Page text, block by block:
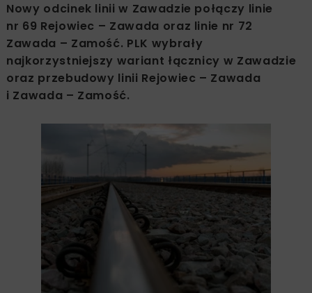
Nowy odcinek linii w Zawadzie połączy linie
nr 69 Rejowiec – Zawada oraz linie nr 72
Zawada – Zamość. PLK wybrały
najkorzystniejszy wariant łącznicy w Zawadzie
oraz przebudowy linii Rejowiec – Zawada
i Zawada – Zamość.